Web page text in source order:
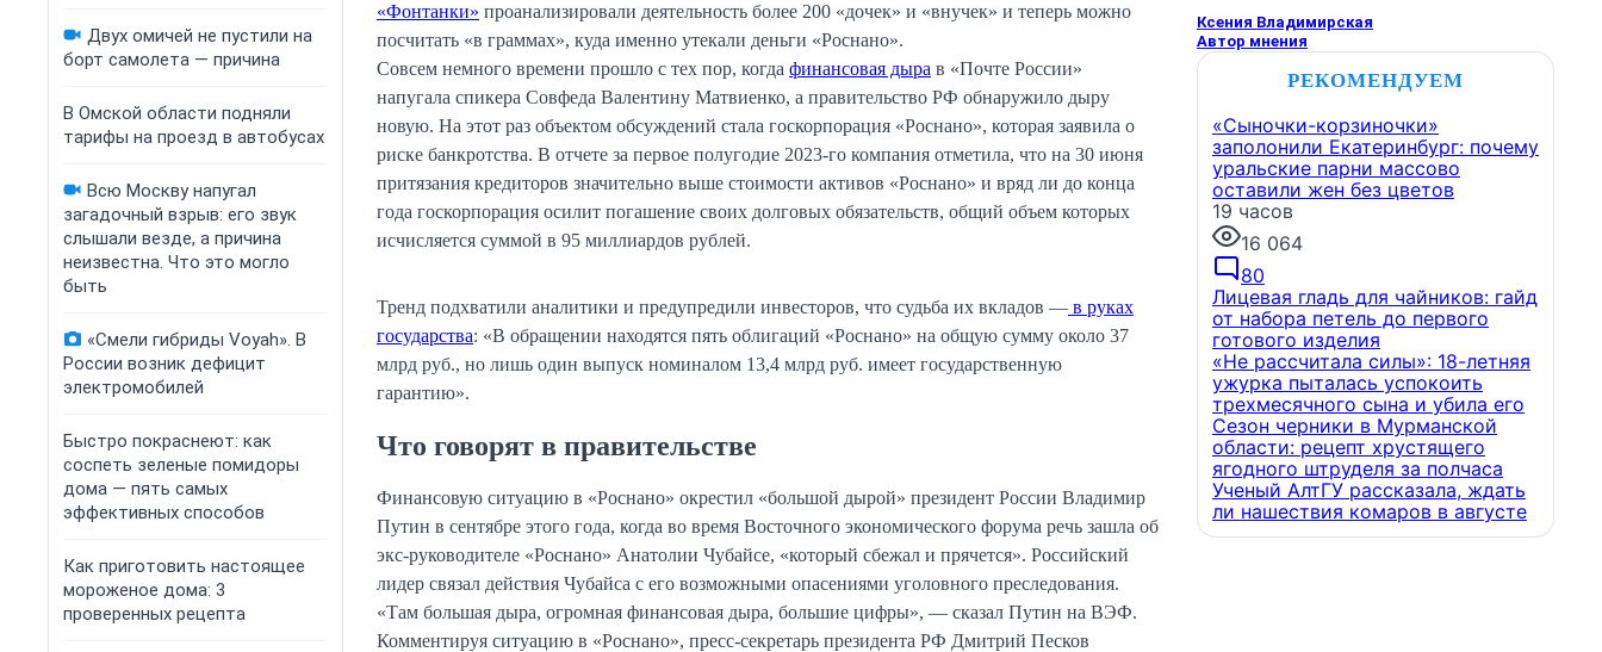
Двух омичей не пустили на
борт самолета — причина
В Омской области подняли
тарифы на проезд в автобусах
Всю Москву напугал
загадочный взрыв: его звук
слышали везде, а причина
неизвестна. Что это могло
быть
«Смели гибриды Voyah». В
России возник дефицит
электромобилей
Быстро покраснеют: как
соспеть зеленые помидоры
дома — пять самых
эффективных способов
Как приготовить настоящее
мороженое дома: 3
проверенных рецепта
«Фонтанки» проанализировали деятельность более 200 «дочек» и «внучек» и теперь можно
посчитать «в граммах», куда именно утекали деньги «Роснано».
Совсем немного времени прошло с тех пор, когда финансовая дыра в «Почте России»
напугала спикера Совфеда Валентину Матвиенко, а правительство РФ обнаружило дыру
новую. На этот раз объектом обсуждений стала госкорпорация «Роснано», которая заявила о
риске банкротства. В отчете за первое полугодие 2023-го компания отметила, что на 30 июня
притязания кредиторов значительно выше стоимости активов «Роснано» и вряд ли до конца
года госкорпорация осилит погашение своих долговых обязательств, общий объем которых
исчисляется суммой в 95 миллиардов рублей.
Тренд подхватили аналитики и предупредили инвесторов, что судьба их вкладов — в руках
государства: «В обращении находятся пять облигаций «Роснано» на общую сумму около 37
млрд руб., но лишь один выпуск номиналом 13,4 млрд руб. имеет государственную
гарантию».
Что говорят в правительстве
Финансовую ситуацию в «Роснано» окрестил «большой дырой» президент России Владимир
Путин в сентябре этого года, когда во время Восточного экономического форума речь зашла об
экс-руководителе «Роснано» Анатолии Чубайсе, «который сбежал и прячется». Российский
лидер связал действия Чубайса с его возможными опасениями уголовного преследования.
«Там большая дыра, огромная финансовая дыра, большие цифры», — сказал Путин на ВЭФ.
Комментируя ситуацию в «Роснано», пресс-секретарь президента РФ Дмитрий Песков
Ксения Владимирская
Автор мнения
РЕКОМЕНДУЕМ
«Сыночки-корзиночки»
заполонили Екатеринбург: почему
уральские парни массово
оставили жен без цветов
19 часов
16 064
80
Лицевая гладь для чайников: гайд
от набора петель до первого
готового изделия
«Не рассчитала силы»: 18-летняя
ужурка пыталась успокоить
трехмесячного сына и убила его
Сезон черники в Мурманской
области: рецепт хрустящего
ягодного штруделя за полчаса
Ученый АлтГУ рассказала, ждать
ли нашествия комаров в августе